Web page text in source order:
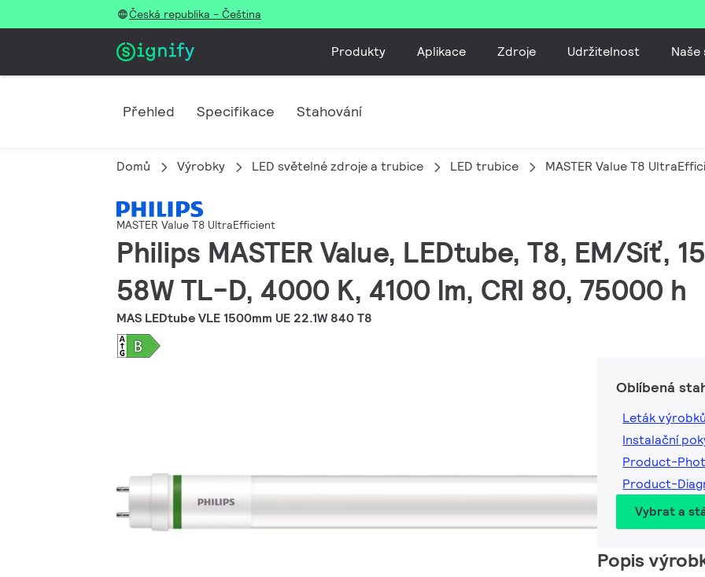
Česká republika - Čeština
Produkty Aplikace Zdroje Udržitelnost
Přehled Specifikace Stahování
Domů Výrobky LED světelné zdroje a trubice LED trubice MASTER Value T8
MASTER Value T8 UltraEfficient
Philips MASTER Value, LEDtube, T8, EM/Síť,
58W TL-D, 4000 K, 4100 lm, CRI 80, 75000 h
MAS LEDtube VLE 1500mm UE 22.1W 840 T8
Oblíbená
Leták výrobků
Instalační
Product-
Product-
Vybrat a
Popis